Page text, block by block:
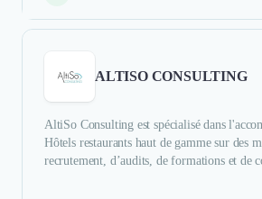
ALTISO CONSULTING
AltiSo Consulting est spécialisé dans
Hôtels restaurants haut de gamme sur des
recrutement, d’audits, de formations et de